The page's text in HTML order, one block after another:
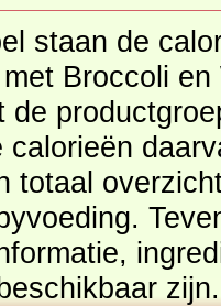
staan de
Broccoli
of bekijk alle producten
. Tevens vindt u ook de
zijn.